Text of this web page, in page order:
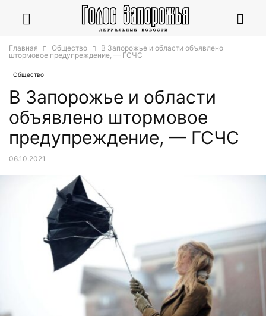
Главная Общество
В Запорожье и области объявлено
штормовое предупреждение, — ГСЧС
Общество
В Запорожье и области
объявлено штормовое
предупреждение, — ГСЧС
06.10.2021